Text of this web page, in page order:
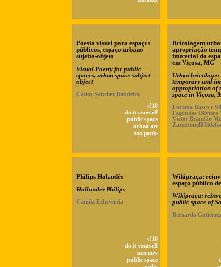
Poesia visual para espaços
públicos, espaço urbano
sujeito-objeto
Visual Poetry for public
spaces, urban space subject-
object
Cadós Sanchez Bandeira
v!10
do it yourself
public space
urban art
sao paulo
Bricolagem
apropriação
imaterial do
em Viçosa, MG
Urban bricolage:
temporary and
appropriation of
space in Viçosa,
Luciana Bosco e
Fagundes Oliveira
Victor Brandão
Zarantonelli
Philips Holandés
Hollander Philips
Camila Echeverría
v!10
do it yourself
memory
public space
Wikipraça:
espaço público
Wikipraça:
public space of
Bernardo Gutiérrez